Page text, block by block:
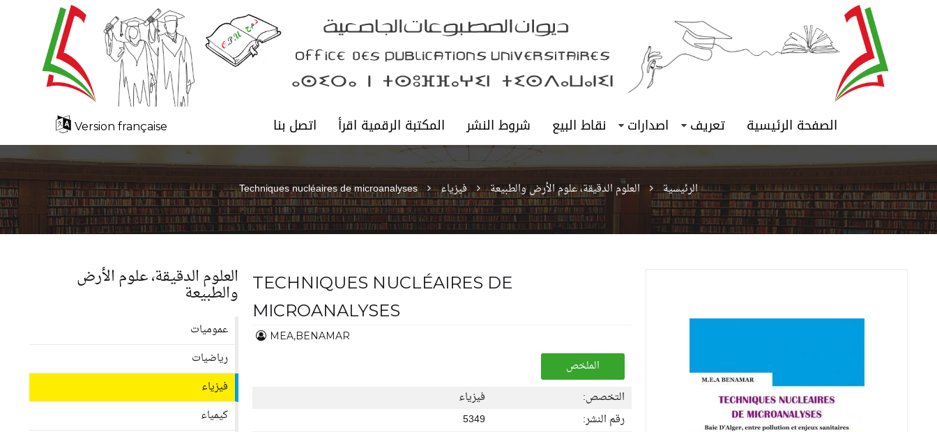
الصفحة الرئيسية تعريف اصدارات نقاط البيع شروط النشر المكتبة الرقمية اقرأ اتصل بنا Version française
الرئيسية العلوم الدقيقة، علوم الأرض والطبيعة فيزياء Techniques nucléaires de microanalyses
TECHNIQUES NUCLÉAIRES DE
MICROANALYSES
MEA,BENAMAR
الملخص
التخصص:
فيزياء
رقم النشر:
5349
العلوم الدقيقة، علوم الأرض
والطبيعة
عموميات
رياضيات
فيزياء
كيمياء